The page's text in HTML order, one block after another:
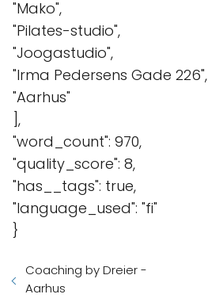
"Mako",
"Pilates-studio",
"Joogastudio",
"Irma Pedersens Gade 226",
"Aarhus"
],
"word_count": 970,
"quality_score": 8,
"has__tags": true,
"language_used": "fi"
}
Coaching by Dreier -
Aarhus